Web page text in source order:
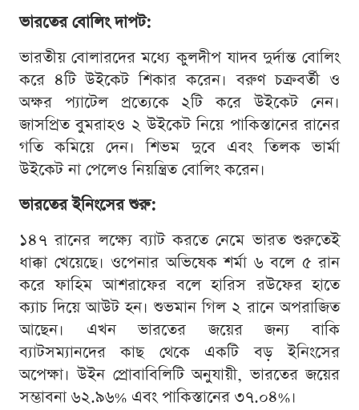
ভারতের বোলিং দাপট:
ভারতীয় বোলারদের মধ্যে কুলদীপ যাদব দুর্দান্ত বোলিং
করে ৪টি উইকেট শিকার করেন। বরুণ চক্রবর্তী ও
অক্ষর প্যাটেল প্রত্যেকে ২টি করে উইকেট নেন।
জাসপ্রিত বুমরাহও ২ উইকেট নিয়ে পাকিস্তানের রানের
গতি কমিয়ে দেন। শিভম দুবে এবং তিলক ভার্মা
উইকেট না পেলেও নিয়ন্ত্রিত বোলিং করেন।
ভারতের ইনিংসের শুরু:
১৪৭ রানের লক্ষ্যে ব্যাট করতে নেমে ভারত শুরুতেই
ধাক্কা খেয়েছে। ওপেনার অভিষেক শর্মা ৬ বলে ৫ রান
করে ফাহিম আশরাফের বলে হারিস রউফের হাতে
ক্যাচ দিয়ে আউট হন। শুভমান গিল ২ রানে অপরাজিত
আছেন। এখন ভারতের জয়ের জন্য বাকি
ব্যাটসম্যানদের কাছ থেকে একটি বড় ইনিংসের
অপেক্ষা। উইন প্রোবাবিলিটি অনুযায়ী, ভারতের জয়ের
সম্ভাবনা ৬২.৯৬% এবং পাকিস্তানের ৩৭.০৪%।